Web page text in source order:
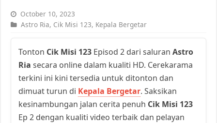
October 10, 2023
Astro Ria, Cik Misi 123, Kepala Bergetar
Tonton Cik Misi 123 Episod 2 dari saluranAstro
Ria secara online dalam kualiti HD. Cerekarama
terkini ini kini tersedia untuk ditonton dan
dimuat turun di Kepala Bergetar. Saksikan
kesinambungan jalan cerita penuh Cik Misi 123
Ep 2 dengan kualiti video terbaik dan pelayan